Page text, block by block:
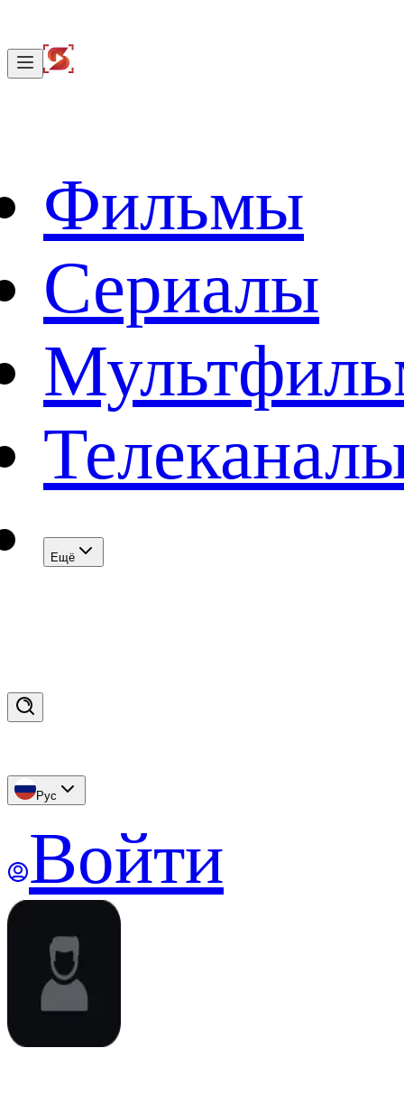
Фильмы
Сериалы
Eщё
Рус
Войти